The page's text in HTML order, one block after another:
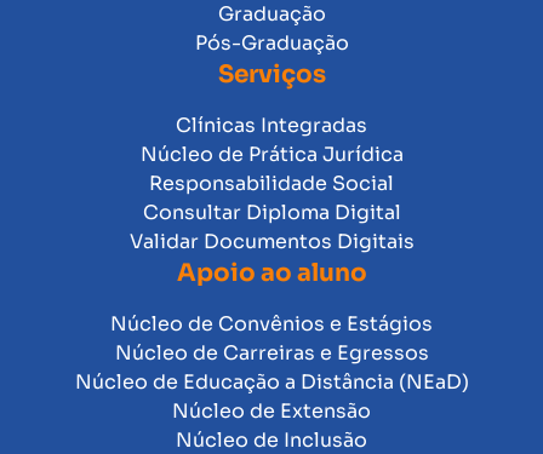
Graduação
Pós-Graduação
Serviços
Clínicas Integradas
Núcleo de Prática Jurídica
Responsabilidade Social
Consultar Diploma Digital
Validar Documentos Digitais
Apoio ao aluno
Núcleo de Convênios e Estágios
Núcleo de Carreiras e Egressos
Núcleo de Educação a Distância (NEaD)
Núcleo de Extensão
Núcleo de Inclusão